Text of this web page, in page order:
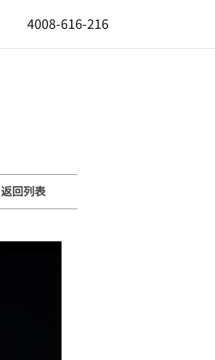
4008-616-216
返回列表